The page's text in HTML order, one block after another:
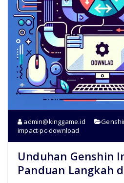
admin@kinggame.id
impact-pc-download
Unduhan Genshin
Panduan Langkah